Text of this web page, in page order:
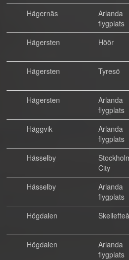
Hägernäs
Arlanda
flygplats
Hägersten
Höör
Hägersten
Tyresö
Hägersten
Arlanda
flygplats
Häggvik
Arlanda
flygplats
Hässelby
City
Hässelby
Arlanda
flygplats
Högdalen
Skellefteå
Högdalen
Arlanda
flygplats